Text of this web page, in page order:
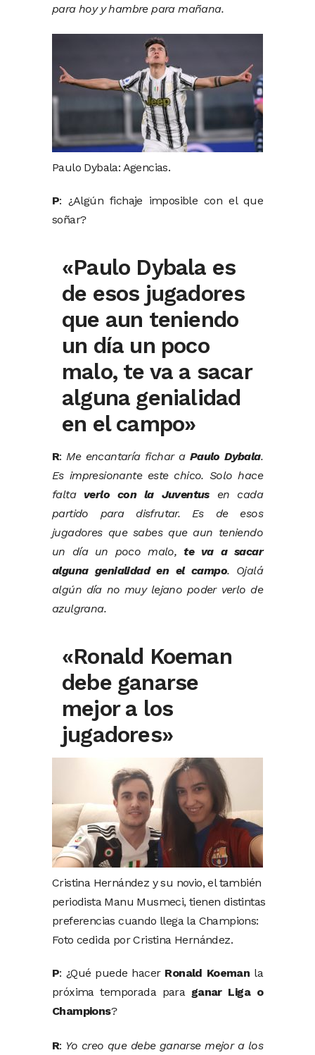
para hoy y hambre para mañana.
Paulo Dybala: Agencias.
P: ¿Algún fichaje imposible con el que
soñar?
«Paulo Dybala es
de esos jugadores
que aun teniendo
un día un poco
malo, te va a sacar
alguna genialidad
en el campo»
R:Me encantaría fichar a Paulo Dybala.
Es impresionante este chico. Solo hace
falta verlo con la Juventusen cada
partido para disfrutar. Es de esos
jugadores que sabes que aun teniendo
un día un poco malo,te va a sacar
alguna genialidad en el campo. Ojalá
algún día no muy lejano poder verlo de
azulgrana.
«Ronald Koeman
debe ganarse
mejor a los
jugadores»
Cristina Hernández y su novio, el también
periodista Manu Musmeci, tienen distintas
preferencias cuando llega la Champions:
Foto cedida por Cristina Hernández.
P: ¿Qué puede hacer Ronald Koeman la
próxima temporada para ganar Liga o
Champions?
R: Yo creo que debe ganarse mejor a los